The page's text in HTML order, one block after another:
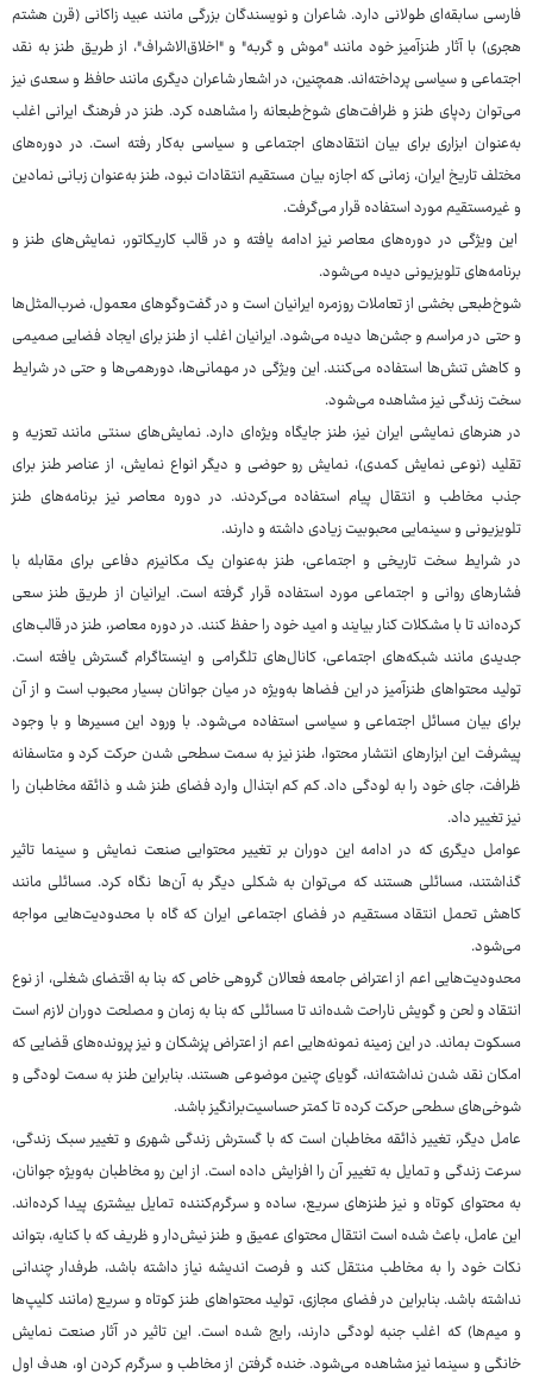
فارسی سابقه‌ای طولانی دارد. شاعران و نویسندگان بزرگی مانند عبید زاکانی (قرن هشتم
هجری) با آثار طنزآمیز خود مانند "موش و گربه" و "اخلاق‌الاشراف"، از طریق طنز به نقد
اجتماعی و سیاسی پرداخته‌اند. همچنین، در اشعار شاعران دیگری مانند حافظ و سعدی نیز
می‌توان ردپای طنز و ظرافت‌های شوخ‌طبعانه را مشاهده کرد. طنز در فرهنگ ایرانی اغلب
به‌عنوان ابزاری برای بیان انتقادهای اجتماعی و سیاسی به‌کار رفته است. در دوره‌های
مختلف تاریخ ایران، زمانی که اجازه بیان مستقیم انتقادات نبود، طنز به‌عنوان زبانی نمادین
و غیرمستقیم مورد استفاده قرار می‌گرفت.
این ویژگی در دوره‌های معاصر نیز ادامه یافته و در قالب کاریکاتور، نمایش‌های طنز و
برنامه‌های تلویزیونی دیده می‌شود.
شوخ‌طبعی بخشی از تعاملات روزمره ایرانیان است و در گفت‌وگوهای معمول، ضرب‌المثل‌ها
و حتی در مراسم و جشن‌ها دیده می‌شود. ایرانیان اغلب از طنز برای ایجاد فضایی صمیمی
و کاهش تنش‌ها استفاده می‌کنند. این ویژگی در مهمانی‌ها، دورهمی‌ها و حتی در شرایط
سخت زندگی نیز مشاهده می‌شود.
در هنرهای نمایشی ایران نیز، طنز جایگاه ویژه‌ای دارد. نمایش‌های سنتی مانند تعزیه و
تقلید (نوعی نمایش کمدی)، نمایش رو حوضی و دیگر انواع نمایش، از عناصر طنز برای
جذب مخاطب و انتقال پیام استفاده می‌کردند. در دوره معاصر نیز برنامه‌های طنز
تلویزیونی و سینمایی محبوبیت زیادی داشته و دارند.
در شرایط سخت تاریخی و اجتماعی، طنز به‌عنوان یک مکانیزم دفاعی برای مقابله با
فشارهای روانی و اجتماعی مورد استفاده قرار گرفته است. ایرانیان از طریق طنز سعی
کرده‌اند تا با مشکلات کنار بیایند و امید خود را حفظ کنند. در دوره معاصر، طنز در قالب‌های
جدیدی مانند شبکه‌های اجتماعی، کانال‌های تلگرامی و اینستاگرام گسترش یافته است.
تولید محتواهای طنزآمیز در این فضاها به‌ویژه در میان جوانان بسیار محبوب است و از آن
برای بیان مسائل اجتماعی و سیاسی استفاده می‌شود. با ورود این مسیرها و با وجود
پیشرفت این ابزارهای انتشار محتوا، طنز نیز به سمت سطحی شدن حرکت کرد و متاسفانه
ظرافت، جای خود را به لودگی داد. کم کم ابتذال وارد فضای طنز شد و ذائقه مخاطبان را
نیز تغییر داد.
عوامل دیگری که در ادامه این دوران بر تغییر محتوایی صنعت نمایش و سینما تاثیر
گذاشتند، مسائلی هستند که می‌توان به شکلی دیگر به آن‌ها نگاه کرد. مسائلی مانند
کاهش تحمل انتقاد مستقیم در فضای اجتماعی ایران که گاه با محدودیت‌هایی مواجه
می‌شود.
محدودیت‌هایی اعم از اعتراض جامعه فعالان گروهی خاص که بنا به اقتضای شغلی، از نوع
انتقاد و لحن و گویش ناراحت شده‌اند تا مسائلی که بنا به زمان و مصلحت دوران لازم است
مسکوت بماند. در این زمینه نمونه‌هایی اعم از اعتراض پزشکان و نیز پرونده‌های قضایی که
امکان نقد شدن نداشته‌اند، گویای چنین موضوعی هستند. بنابراین طنز به سمت لودگی و
شوخی‌های سطحی حرکت کرده تا کمتر حساسیت‌برانگیز باشد.
عامل دیگر، تغییر ذائقه مخاطبان است که با گسترش زندگی شهری و تغییر سبک زندگی،
سرعت زندگی و تمایل به تغییر آن را افزایش داده است. از این رو مخاطبان به‌ویژه جوانان،
به محتوای کوتاه و نیز طنزهای سریع، ساده و سرگرم‌کننده تمایل بیشتری پیدا کرده‌اند.
این عامل، باعث شده است انتقال محتوای عمیق و طنز نیش‌دار و ظریف که با کنایه، بتواند
نکات خود را به مخاطب منتقل کند و فرصت اندیشه نیاز داشته باشد، طرفدار چندانی
نداشته باشد. بنابراین در فضای مجازی، تولید محتواهای طنز کوتاه و سریع (مانند کلیپ‌ها
و میم‌ها) که اغلب جنبه لودگی دارند، رایج شده است. این تاثیر در آثار صنعت نمایش
خانگی و سینما نیز مشاهده می‌شود. خنده گرفتن از مخاطب و سرگرم کردن او، هدف اول